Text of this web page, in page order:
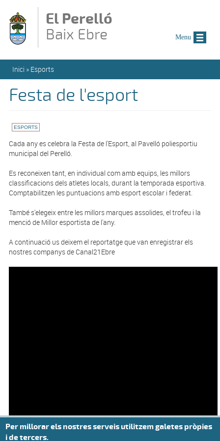
El Perelló
Baix Ebre
Esteu aquí
Inici » Esports
Festa de l'esport
ESPORTS
Cada any es celebra la Festa de l'Esport, al Pavelló poliesportiu
municipal del Perelló.
Es reconeixen tant, en individual com amb equips, les millors
classificacions dels atletes locals, durant la temporada esportiva.
Comptabilitzen les puntuacions amb esport escolar i federat.
També s'elegeix entre les millors marques assolides, el trofeu i la
menció de Millor esportista de l'any.
A continuació us deixem el reportatge que van enregistrar els
nostres companys de Canal21Ebre
Menu
Per millorar els nostres serveis utilitzem galetes pròpies
i de tercers.